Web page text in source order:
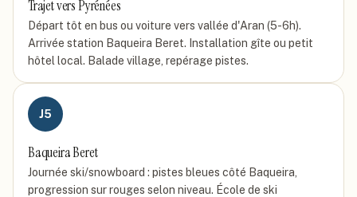
Trajet vers Pyrénées
Départ tôt en bus ou voiture vers vallée d'Aran (5-6h).
Arrivée station Baqueira Beret. Installation gîte ou petit
hôtel local. Balade village, repérage pistes.
J5
Baqueira Beret
Journée ski/snowboard : pistes bleues côté Baqueira,
progression sur rouges selon niveau. École de ski